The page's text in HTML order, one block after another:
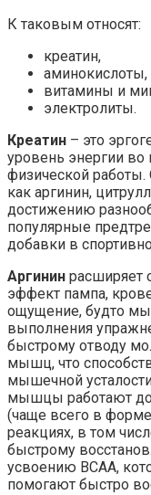
К таковым относят:
креатин,
аминокислоты,
витамины и
электролиты.
Креатин – это
уровень энергии
физической
как аргинин,
достижению
популярные
добавки в
Аргинин расширяет
эффект пампа,
ощущение, будто
выполнения
быстрому отводу
мышц, что
мышечной
мышцы работают
(чаще всего в форме
реакциях, в том
быстрому
усвоению BCAA,
помогают быстро